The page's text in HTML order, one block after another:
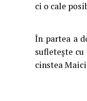
ci o cale
În partea a
sufletește
cinstea